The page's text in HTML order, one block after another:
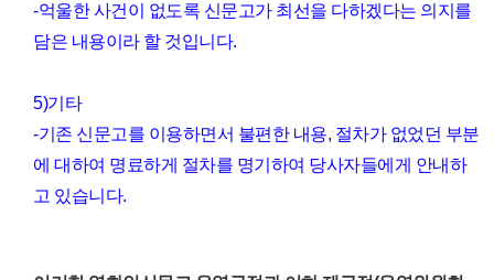
-억울한 사건이 없도록 신문고가 최선을 다하겠다는 의지를
담은 내용이라 할 것입니다.
5)기타
-기존 신문고를 이용하면서 불편한 내용, 절차가 없었던 부분
에 대하여 명료하게 절차를 명기하여 당사자들에게 안내하
고 있습니다.